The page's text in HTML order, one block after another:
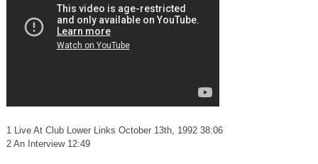
1 Live At Club Lower Links October 13th, 1992 38:06
2 An Interview 12:49